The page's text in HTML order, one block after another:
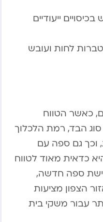
ייעודיים
לחות ועובש
כאשר הטווח
הספה, סוג הבד, רמת הלכלוך
וכך גם ספה עם
כדאית מאוד לטווח
ספה חדשה,
הצפון מציעות
עבור משקי בית